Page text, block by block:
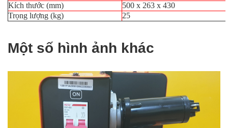
Kích thước (mm)
500 x 263 x 430
Trọng lượng (kg)
25
Một số hình ảnh khác